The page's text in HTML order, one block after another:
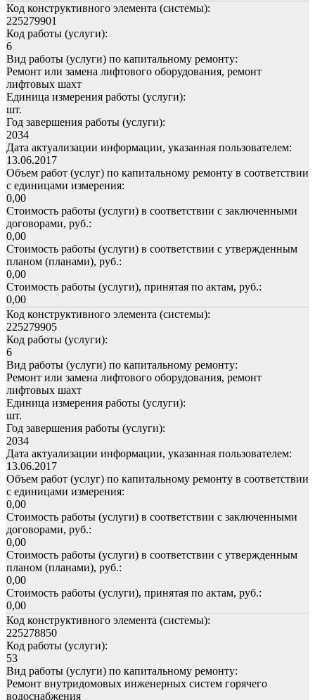
Код конструктивного элемента (системы):
225279901
Код работы (услуги):
6
Вид работы (услуги) по капитальному ремонту:
Ремонт или замена лифтового оборудования, ремонт
лифтовых шахт
Единица измерения работы (услуги):
шт.
Год завершения работы (услуги):
2034
Дата актуализации информации, указанная пользователем:
13.06.2017
Объем работ (услуг) по капитальному ремонту в соответствии
с единицами измерения:
0,00
Стоимость работы (услуги) в соответствии с заключенными
договорами, руб.:
0,00
Стоимость работы (услуги) в соответствии с утвержденным
планом (планами), руб.:
0,00
Стоимость работы (услуги), принятая по актам, руб.:
0,00
Код конструктивного элемента (системы):
225279905
Код работы (услуги):
6
Вид работы (услуги) по капитальному ремонту:
Ремонт или замена лифтового оборудования, ремонт
лифтовых шахт
Единица измерения работы (услуги):
шт.
Год завершения работы (услуги):
2034
Дата актуализации информации, указанная пользователем:
13.06.2017
Объем работ (услуг) по капитальному ремонту в соответствии
с единицами измерения:
0,00
Стоимость работы (услуги) в соответствии с заключенными
договорами, руб.:
0,00
Стоимость работы (услуги) в соответствии с утвержденным
планом (планами), руб.:
0,00
Стоимость работы (услуги), принятая по актам, руб.:
0,00
Код конструктивного элемента (системы):
225278850
Код работы (услуги):
53
Вид работы (услуги) по капитальному ремонту:
Ремонт внутридомовых инженерных систем горячего
водоснабжения